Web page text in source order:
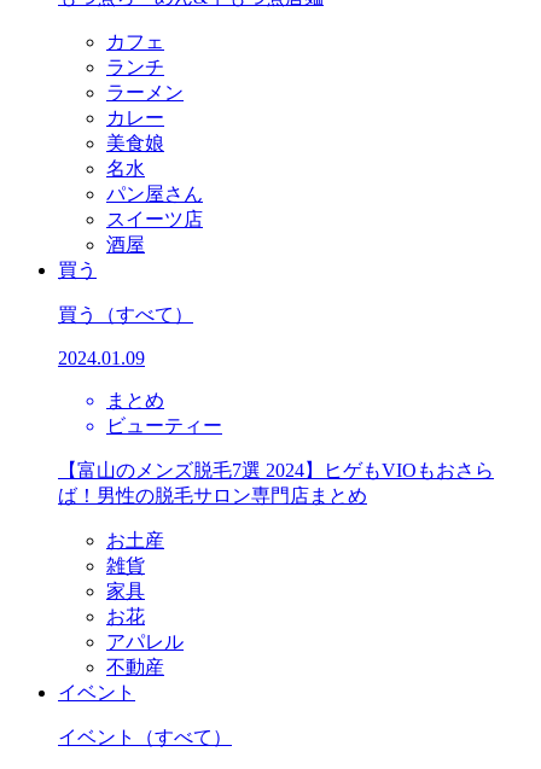
カフェ
ランチ
ラーメン
カレー
美食娘
名水
パン屋さん
スイーツ店
酒屋
買う
買う （すべて）
2024.01.09
まとめ
ビューティー
【富山のメンズ脱毛7選 2024】ヒゲもVIOもおさら
ば！男性の脱毛サロン専門店まとめ
お土産
雑貨
家具
お花
アパレル
不動産
イベント
イベント （すべて）